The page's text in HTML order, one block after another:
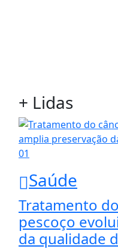
+ Lidas
01
Saúde
Tratamento
pescoço
da qualidade